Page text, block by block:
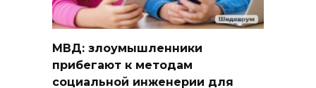
МВД: злоумышленники
прибегают к методам
социальной инженерии для